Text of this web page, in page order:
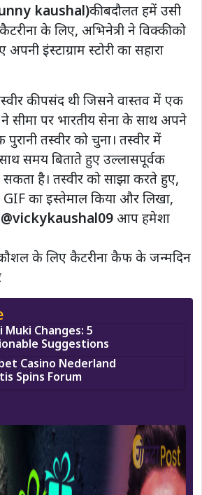
kaushal)की बदौलत हमें उसी
के लिए, अभिनेत्री ने विक्की को
इंस्टाग्राम स्टोरी का सहारा
की पसंद थी जिसने वास्तव में एक
ने सीमा पर भारतीय सेना के साथ अपने
तस्वीर को चुना। तस्वीर में
समय बिताते हुए उल्लासपूर्वक
है। तस्वीर को साझा करते हुए,
GIF का इस्तेमाल किया और लिखा,
@vickykaushal09 आप हमेशा
कौशल के लिए कैटरीना कैफ के जन्मदिन
Muki Changes: 5
Suggestions
Casino Nederland
Spins Forum